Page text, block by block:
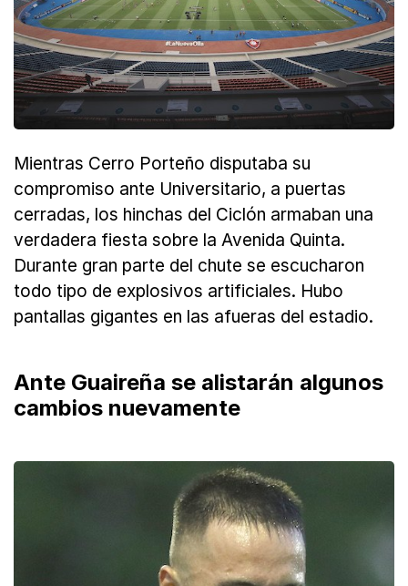
Mientras Cerro Porteño disputaba su
compromiso ante Universitario, a puertas
cerradas, los hinchas del Ciclón armaban una
verdadera fiesta sobre la Avenida Quinta.
Durante gran parte del chute se escucharon
todo tipo de explosivos artificiales. Hubo
pantallas gigantes en las afueras del estadio.
Ante Guaireña se alistarán algunos
cambios nuevamente